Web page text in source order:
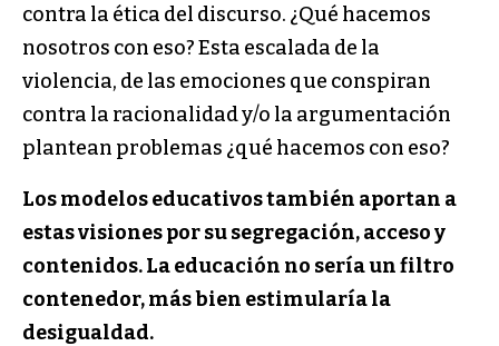
contra la ética del discurso. ¿Qué hacemos
nosotros con eso? Esta escalada de la
violencia, de las emociones que conspiran
contra la racionalidad y/o la argumentación
plantean problemas ¿qué hacemos con eso?
Los modelos educativos también aportan a
estas visiones por su segregación, acceso y
contenidos. La educación no sería un filtro
contenedor, más bien estimularía la
desigualdad.